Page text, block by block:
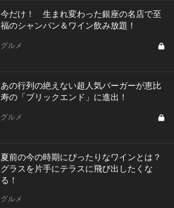
今だけ！ 生まれ変わった銀座の名店で至
福のシャンパン＆ワイン飲み放題！
グルメ
あの行列の絶えない超人気バーガーが恵比
寿の「ブリックエンド」に進出！
グルメ
夏前の今の時期にぴったりなワインとは？
グラスを片手にテラスに飛び出したくな
る！
グルメ